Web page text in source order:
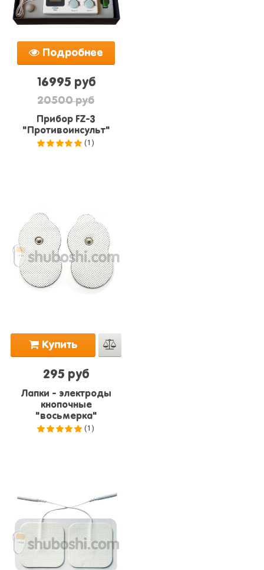
Подробнее
16995 руб
20500 руб
Прибор FZ-3
"Противоинсульт"
(1)
Купить
295 руб
Лапки - электроды
кнопочные
"восьмерка"
(1)